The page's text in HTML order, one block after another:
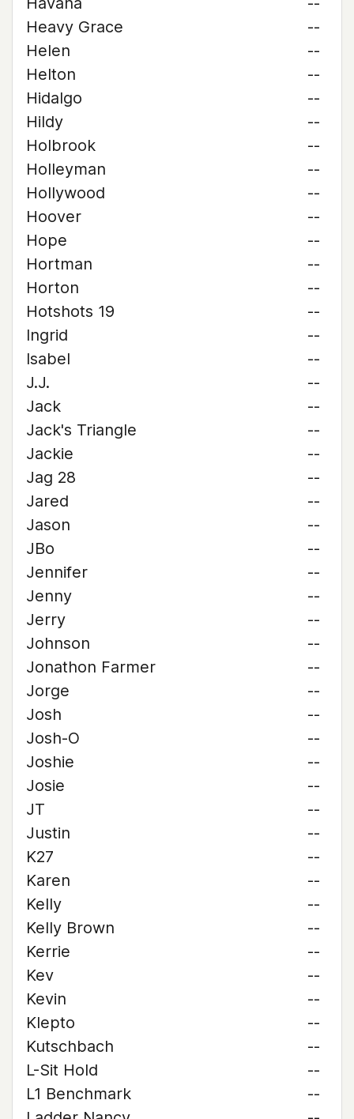
Heavy Grace
--
Helen
--
Helton
--
Hidalgo
--
Hildy
--
Holbrook
--
Holleyman
--
Hollywood
--
Hoover
--
Hope
--
Hortman
--
Horton
--
Hotshots 19
--
Ingrid
--
Isabel
--
J.J.
--
Jack
--
Jack's Triangle
--
Jackie
--
Jag 28
--
Jared
--
Jason
--
JBo
--
Jennifer
--
Jenny
--
Jerry
--
Johnson
--
Jonathon Farmer
--
Jorge
--
Josh
--
Josh-O
--
Joshie
--
Josie
--
JT
--
Justin
--
K27
--
Karen
--
Kelly
--
Kelly Brown
--
Kerrie
--
Kev
--
Kevin
--
Klepto
--
Kutschbach
--
L-Sit Hold
--
L1 Benchmark
--